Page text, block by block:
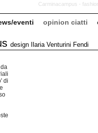
Carminacampus -
eventi opinion ciatti
design Ilaria Venturini Fendi
di